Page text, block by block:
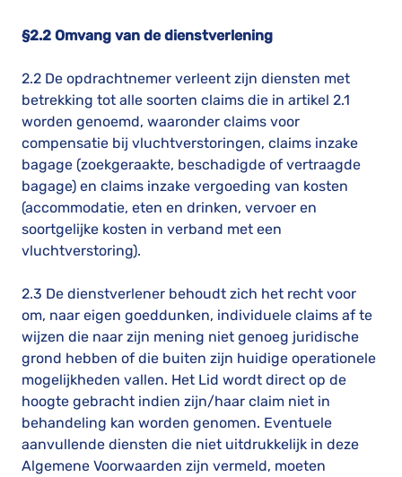
§2.2 Omvang van de dienstverlening
2.2 De opdrachtnemer verleent zijn diensten met
betrekking tot alle soorten claims die in artikel 2.1
worden genoemd, waaronder claims voor
compensatie bij vluchtverstoringen, claims inzake
bagage (zoekgeraakte, beschadigde of vertraagde
bagage) en claims inzake vergoeding van kosten
(accommodatie, eten en drinken, vervoer en
soortgelijke kosten in verband met een
vluchtverstoring).
2.3 De dienstverlener behoudt zich het recht voor
om, naar eigen goeddunken, individuele claims af te
wijzen die naar zijn mening niet genoeg juridische
grond hebben of die buiten zijn huidige operationele
mogelijkheden vallen. Het Lid wordt direct op de
hoogte gebracht indien zijn/haar claim niet in
behandeling kan worden genomen. Eventuele
aanvullende diensten die niet uitdrukkelijk in deze
Algemene Voorwaarden zijn vermeld, moeten